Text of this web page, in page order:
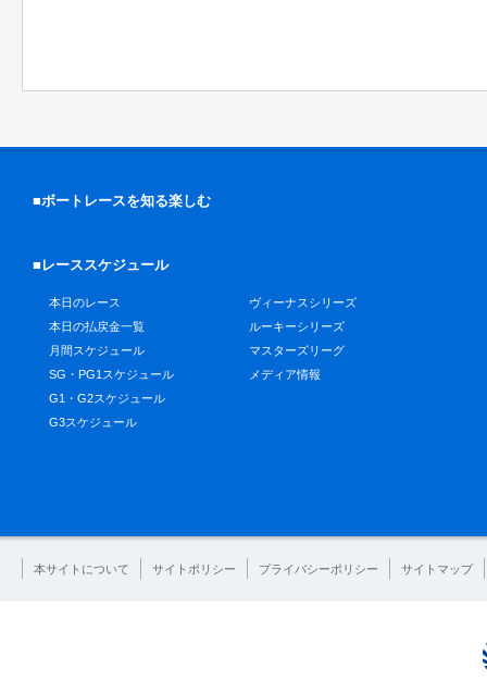
■ボートレースを知る楽しむ
■レーススケジュール
本日のレース
本日の払戻金一覧
月間スケジュール
SG・PG1スケジュール
G1・G2スケジュール
G3スケジュール
ヴィーナスシリーズ
ルーキーシリーズ
マスターズリーグ
メディア情報
本サイトについて サイトポリシー プライバシーポリシー サイトマップ